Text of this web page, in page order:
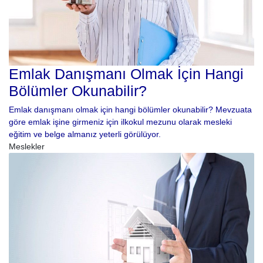
Emlak Danışmanı Olmak İçin Hangi
Bölümler Okunabilir?
Emlak danışmanı olmak için hangi bölümler okunabilir? Mevzuata
göre emlak işine girmeniz için ilkokul mezunu olarak mesleki
eğitim ve belge almanız yeterli görülüyor.
Meslekler